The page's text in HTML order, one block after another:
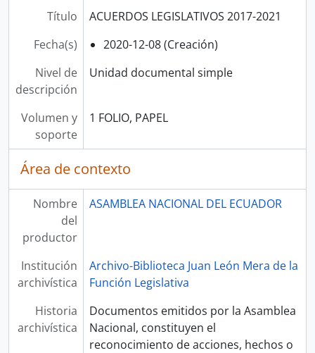
Título
ACUERDOS LEGISLATIVOS 2017-2021
Fecha(s)
2020-12-08 (Creación)
Nivel de
descripción
Unidad documental simple
Volumen y
soporte
1 FOLIO, PAPEL
Área de contexto
Nombre
del
productor
ASAMBLEA NACIONAL DEL ECUADOR
Institución
archivística
Archivo-Biblioteca Juan León Mera de la
Función Legislativa
Historia
archivística
Documentos emitidos por la Asamblea
Nacional, constituyen el
reconocimiento de acciones, hechos o